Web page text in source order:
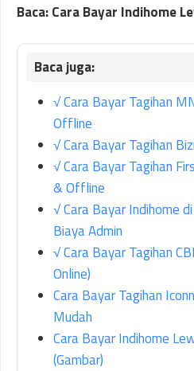
Baca: Cara Bayar Indihome
√ Cara Bayar Tagihan
Offline
√ Cara Bayar Tagihan
√ Cara Bayar Tagihan
& Offline
√ Cara Bayar Indihome
Biaya Admin
√ Cara Bayar Tagihan
Online)
Cara Bayar Tagihan
Mudah
Cara Bayar Indihome
(Gambar)